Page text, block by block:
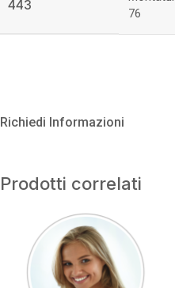
443
76
Richiedi Informazioni
Prodotti correlati